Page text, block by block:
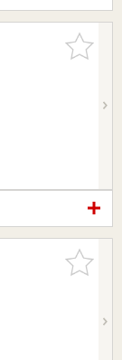
お気に入
りに追加
お気に入
りに追加